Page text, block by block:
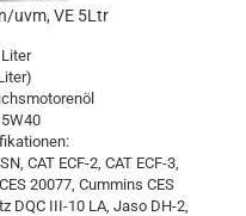
uvm, VE 5Ltr
CAT ECF-2, CAT ECF-3,
20077, Cummins CES
DQC III-10 LA, Jaso DH-2,